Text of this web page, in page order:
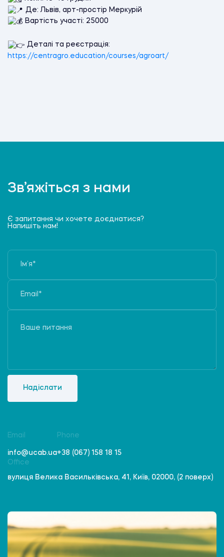
Де: Львів, арт-простір Меркурій
Вартість участі: 25000
Деталі та реєстрація:
https://centragro.education/courses/agroart/
Зв’яжіться з нами
Є запитання чи хочете доєднатися?
Напишіть нам!
Надіслати
Email
info@ucab.ua
Phone
+38 (067) 158 18 15
Office
вулиця Велика Васильківська, 41, Київ, 02000, (2 поверх)